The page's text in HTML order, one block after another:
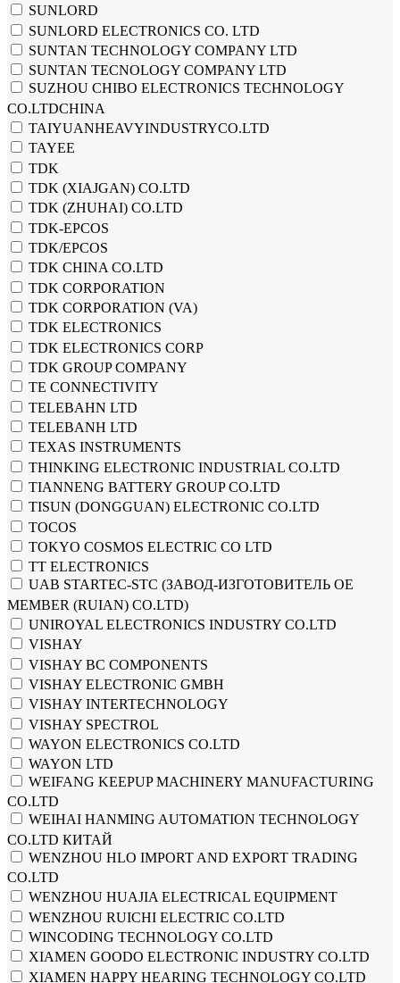
SUNLORD
SUNLORD ELECTRONICS CO. LTD
SUNTAN TECHNOLOGY COMPANY LTD
SUNTAN TECNOLOGY COMPANY LTD
SUZHOU CHIBO ELECTRONICS TECHNOLOGY
CO.LTDCHINA
TAIYUANHEAVYINDUSTRYCO.LTD
TAYEE
TDK
TDK (XIAJGAN) CO.LTD
TDK (ZHUHAI) CO.LTD
TDK-EPCOS
TDK/EPCOS
TDK CHINA CO.LTD
TDK CORPORATION
TDK CORPORATION (VA)
TDK ELECTRONICS
TDK ELECTRONICS CORP
TDK GROUP COMPANY
TE CONNECTIVITY
TELEBAHN LTD
TELEBANH LTD
TEXAS INSTRUMENTS
THINKING ELECTRONIC INDUSTRIAL CO.LTD
TIANNENG BATTERY GROUP CO.LTD
TISUN (DONGGUAN) ELECTRONIC CO.LTD
TOCOS
TOKYO COSMOS ELECTRIC CO LTD
TT ELECTRONICS
UAB STARTEC-STC (ЗАВОД-ИЗГОТОВИТЕЛЬ OE
MEMBER (RUIAN) CO.LTD)
UNIROYAL ELECTRONICS INDUSTRY CO.LTD
VISHAY
VISHAY BC COMPONENTS
VISHAY ELECTRONIC GMBH
VISHAY INTERTECHNOLOGY
VISHAY SPECTROL
WAYON ELECTRONICS CO.LTD
WAYON LTD
WEIFANG KEEPUP MACHINERY MANUFACTURING
CO.LTD
WEIHAI HANMING AUTOMATION TECHNOLOGY
CO.LTD КИТАЙ
WENZHOU HLO IMPORT AND EXPORT TRADING
CO.LTD
WENZHOU HUAJIA ELECTRICAL EQUIPMENT
WENZHOU RUICHI ELECTRIC CO.LTD
WINCODING TECHNOLOGY CO.LTD
XIAMEN GOODO ELECTRONIC INDUSTRY CO.LTD
XIAMEN HAPPY HEARING TECHNOLOGY CO.LTD